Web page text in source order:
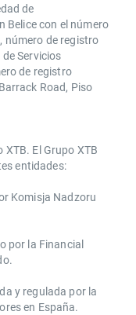
de
Belice con el número
número de registro
Servicios
de registro
Road, Piso
El Grupo XTB
entidades:
Komisja Nadzoru
por la ​Financial
y regulada por la
en España.